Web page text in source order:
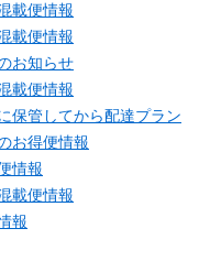
載便情報
載便情報
お知らせ
載便情報
保管してから配達プラン
お得便情報
情報
載便情報
報